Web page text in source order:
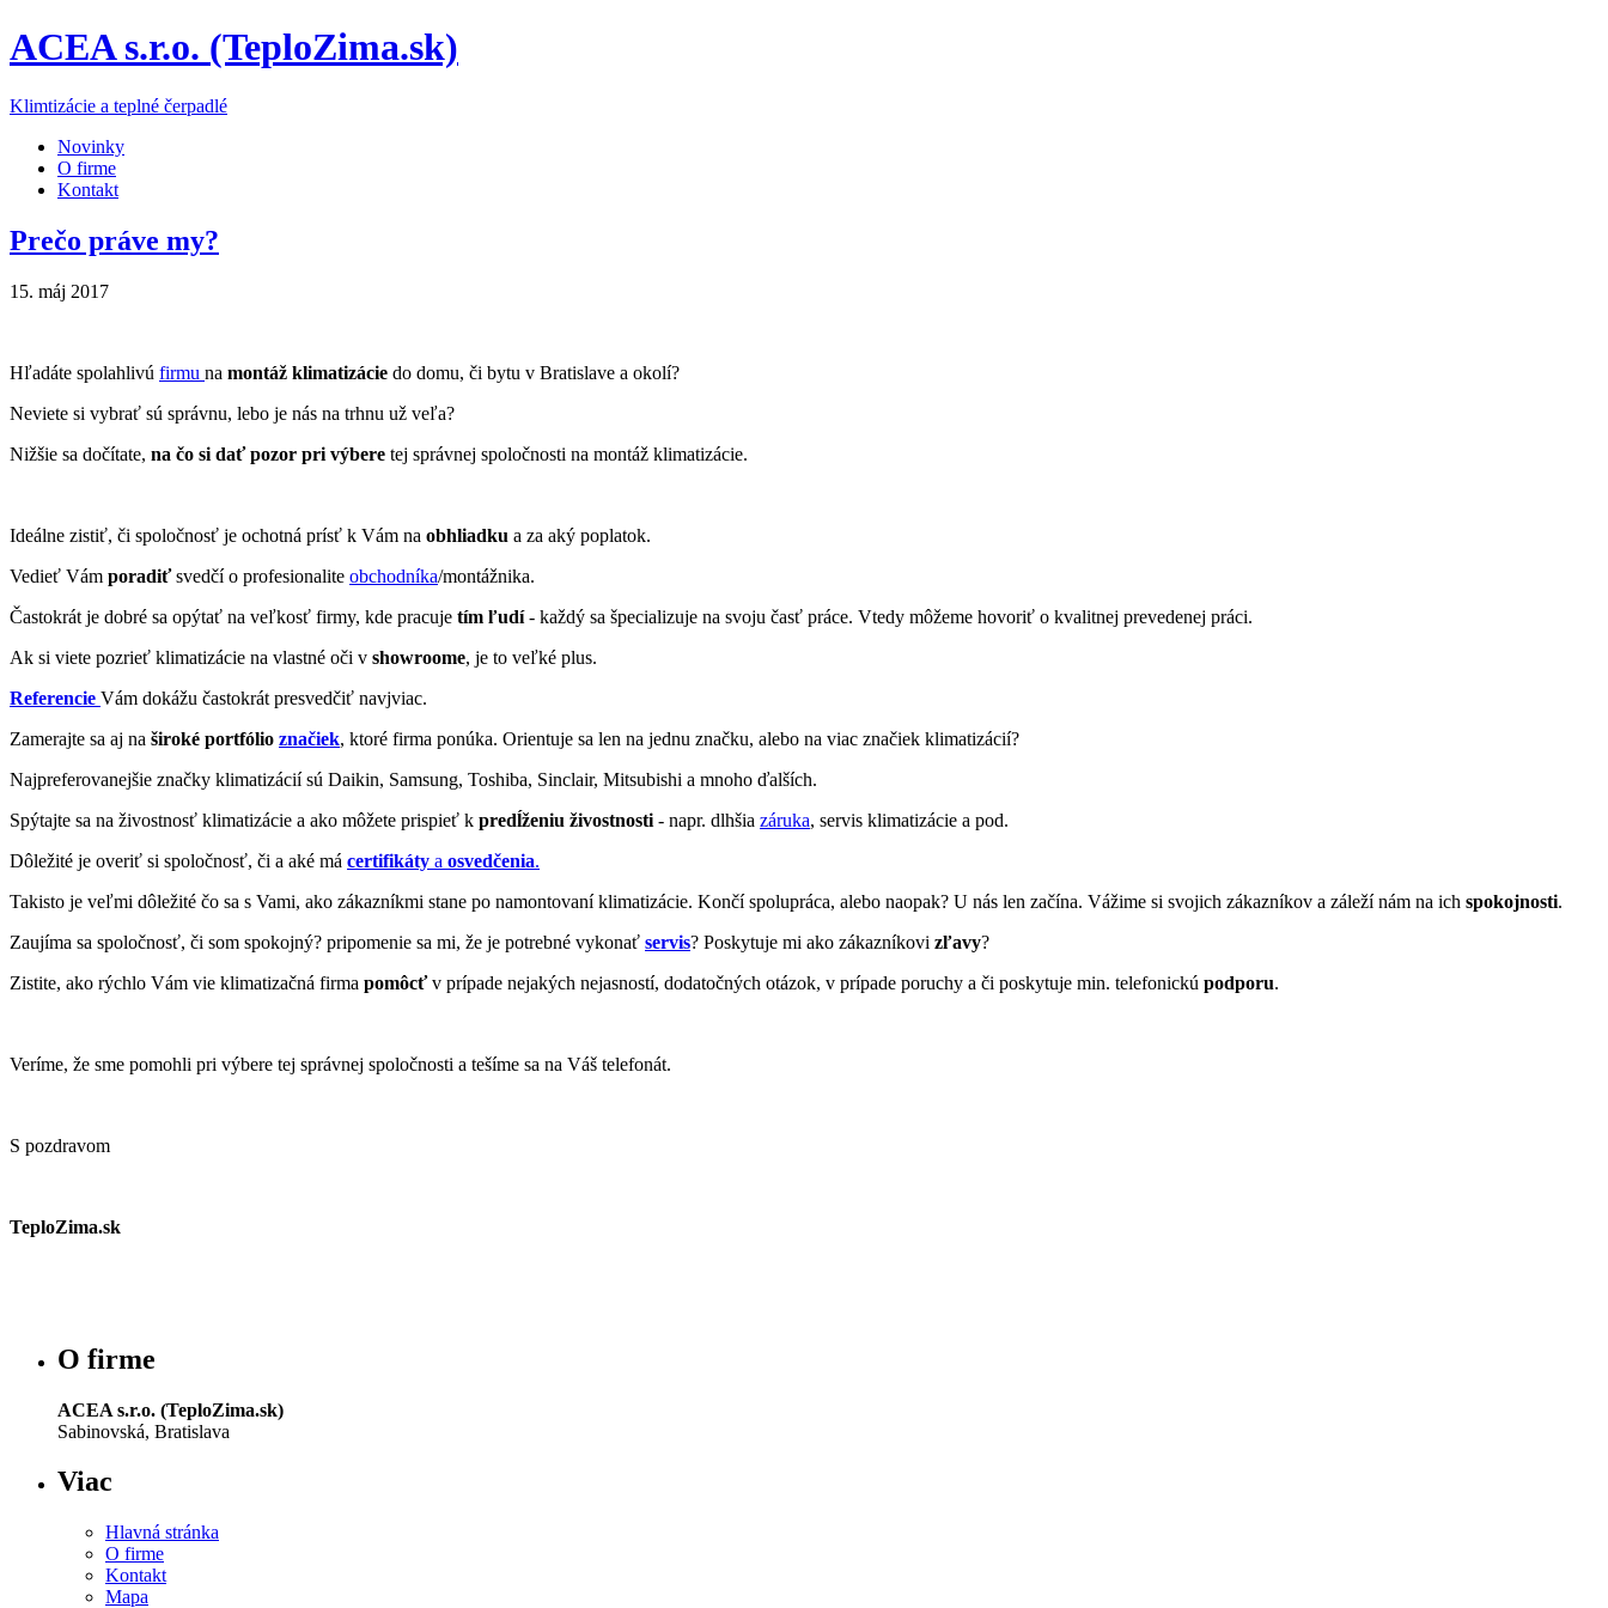
ACEA s.r.o. (TeploZima.sk)
Klimtizácie a teplné čerpadlé
Novinky
O firme
Kontakt
Prečo práve my?
15. máj 2017
Hľadáte spolahlivú firmu na montáž klimatizácie do domu, či bytu v Bratislave a okolí?
Neviete si vybrať sú správnu, lebo je nás na trhnu už veľa?
Nižšie sa dočítate, na čo si dať pozor pri výbere tej správnej spoločnosti na montáž klimatizácie.
Ideálne zistiť, či spoločnosť je ochotná prísť k Vám na obhliadku a za aký poplatok.
Vedieť Vám poradiťsvedčí o profesionalite obchodníka/montážnika.
Častokrát je dobré sa opýtať na veľkosť firmy, kde pracuje tím ľudí- každý sa špecializuje na svoju časť práce. Vtedy môžeme hovoriť o kvalitnej prevedenej práci.
Ak si viete pozrieť klimatizácie na vlastné oči v showroome, je to veľké plus.
Referencie Vám dokážu častokrát presvedčiť navjviac.
Zamerajte sa aj na široké portfólio značiek, ktoré firma ponúka. Orientuje sa len na jednu značku, alebo na viac značiek klimatizácií?
Najpreferovanejšie značky klimatizácií sú Daikin, Samsung, Toshiba, Sinclair, Mitsubishi a mnoho ďalších.
Spýtajte sa na živostnosť klimatizácie a ako môžete prispieť k predĺženiu živostnosti - napr. dlhšia záruka, servis klimatizácie a pod.
Dôležité je overiť si spoločnosť, či a aké má certifikáty a osvedčenia.
Takisto je veľmi dôležité čo sa s Vami, ako zákazníkmi stane po namontovaní klimatizácie. Končí spolupráca, alebo naopak? U nás len začína. Vážime si svojich zákazníkov a záleží nám na ich spokojnosti.
Zaujíma sa spoločnosť, či som spokojný? pripomenie sa mi, že je potrebné vykonať servis? Poskytuje mi ako zákazníkovi zľavy?
Zistite, ako rýchlo Vám vie klimatizačná firma pomôcťv prípade nejakých nejasností, dodatočných otázok, v prípade poruchy a či poskytuje min. telefonickú podporu.
Veríme, že sme pomohli pri výbere tej správnej spoločnosti a tešíme sa na Váš telefonát.
S pozdravom
TeploZima.sk
O firme
ACEA s.r.o. (TeploZima.sk)
Sabinovská, Bratislava
Viac
Hlavná stránka
O firme
Kontakt
Mapa